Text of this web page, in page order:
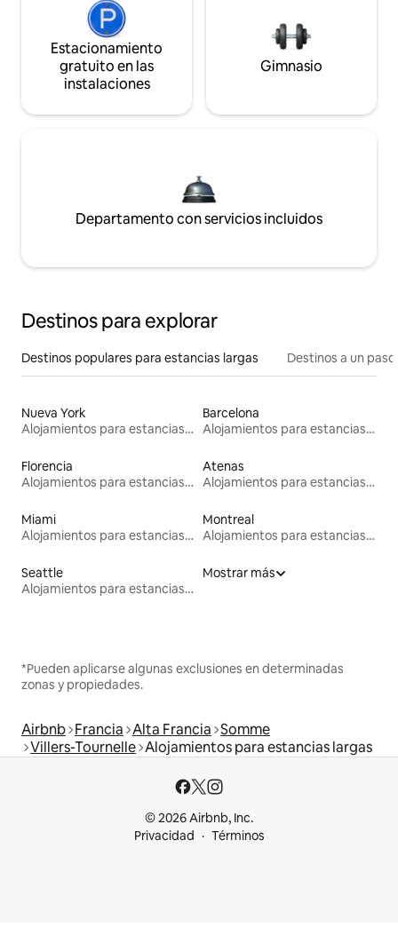
Estacionamiento
gratuito en las
instalaciones
Gimnasio
Departamento con servicios incluidos
Destinos para explorar
Destinos populares para estancias largas Destinos a un
Nueva York
Alojamientos para estancias largas
Barcelona
Alojamientos para estancias largas
Florencia
Alojamientos para estancias largas
Atenas
Alojamientos para estancias largas
Miami
Alojamientos para estancias largas
Montreal
Alojamientos para estancias largas
Seattle
Alojamientos para estancias largas
Mostrar más
*Pueden aplicarse algunas exclusiones en determinadas
zonas y propiedades.
Airbnb Francia Alta Francia Somme
Villers-Tournelle Alojamientos para estancias largas
© 2026 Airbnb, Inc.
Privacidad
Términos